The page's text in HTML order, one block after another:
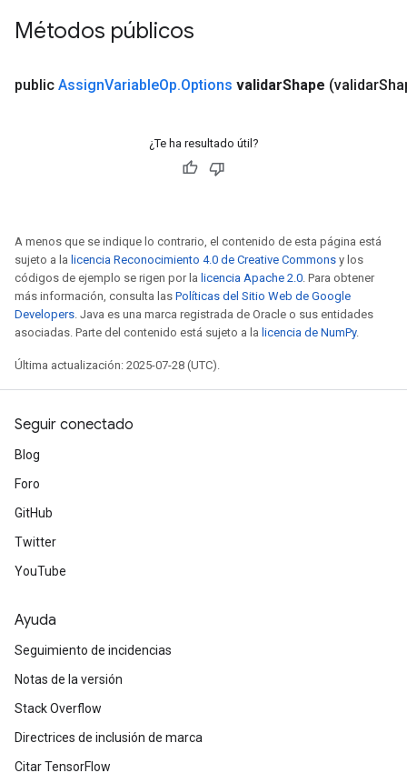
Métodos públicos
public AssignVariableOp.Options validarShape (validar
¿Te ha resultado útil?
A menos que se indique lo contrario, el contenido de esta página está
sujeto a la licencia Reconocimiento 4.0 de Creative Commons y los
códigos de ejemplo se rigen por la licencia Apache 2.0. Para obtener
más información, consulta las Políticas del Sitio Web de Google
Developers. Java es una marca registrada de Oracle o sus entidades
asociadas. Parte del contenido está sujeto a la licencia de NumPy.
Última actualización: 2025-07-28 (UTC).
Seguir conectado
Blog
Foro
GitHub
Twitter
YouTube
Ayuda
Seguimiento de incidencias
Notas de la versión
Stack Overflow
Directrices de inclusión de marca
Citar TensorFlow